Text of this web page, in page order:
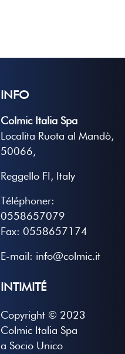
INFO
Colmic Italia Spa
Localita Ruota al Mandò,
50066,
Reggello FI, Italy
Téléphoner:
0558657079
Fax: 0558657174
E-mail: info@colmic.it
INTIMITÉ
Copyright © 2023
Colmic Italia Spa
a Socio Unico